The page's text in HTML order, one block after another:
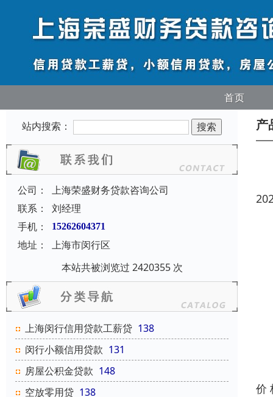
首页
站内搜索：
公司：
上海荣盛财务贷款咨询公司
联系：
刘经理
手机：
15262604371
地址：
上海市闵行区
本站共被浏览过 2420355 次
上海闵行信用贷款工薪贷 138
闵行小额信用贷款 131
房屋公积金贷款 148
空放零用贷 138
产
价